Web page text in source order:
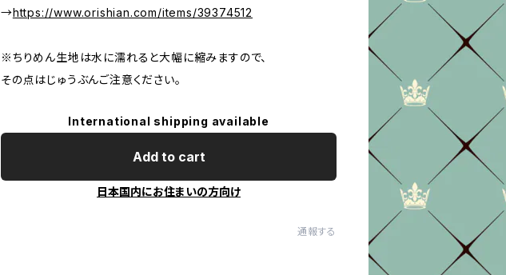
→https://www.orishian.com/items/39374512
※ちりめん生地は水に濡れると大幅に縮みますので、
その点はじゅうぶんご注意ください。
International shipping available
Add to cart
日本国内にお住まいの方向け
通報する